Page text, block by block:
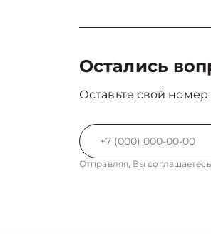
Остались
Оставьте свой
Отправляя, Вы